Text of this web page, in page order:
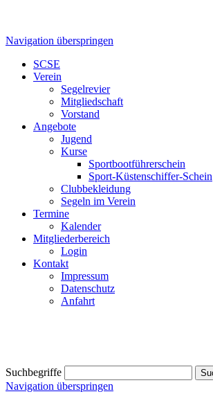
Navigation überspringen
SCSE
Verein
Segelrevier
Mitgliedschaft
Vorstand
Angebote
Jugend
Kurse
Sportbootführerschein
Sport-Küstenschiffer-Schein
Clubbekleidung
Segeln im Verein
Termine
Kalender
Mitgliederbereich
Login
Kontakt
Impressum
Datenschutz
Anfahrt
Suchbegriffe
Navigation überspringen